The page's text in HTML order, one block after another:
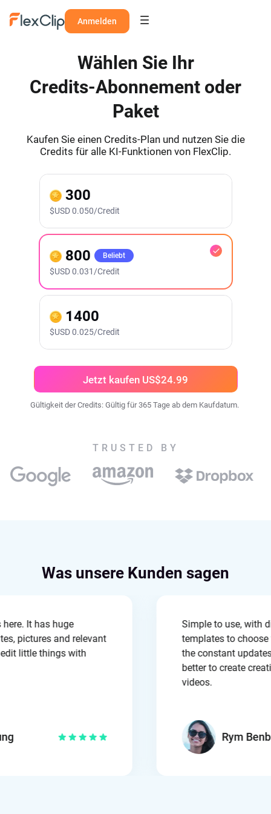
Anmelden
Wählen Sie Ihr
Credits‑Abonnement oder
Paket
Kaufen Sie einen Credits‑Plan und nutzen Sie die
Credits für alle KI‑Funktionen von FlexClip.
300
$USD 0.050/Credit
800 Beliebt
$USD 0.031/Credit
1400
$USD 0.025/Credit
Jetzt kaufen US$24.99
Gültigkeit der Credits: Gültig für 365 Tage ab dem Kaufdatum.
TRUSTED BY
Was unsere Kunden sagen
here. It has huge
pictures and relevant
edit little things with
Simple to use,
templates to
the constant
better to create
videos.
Rym